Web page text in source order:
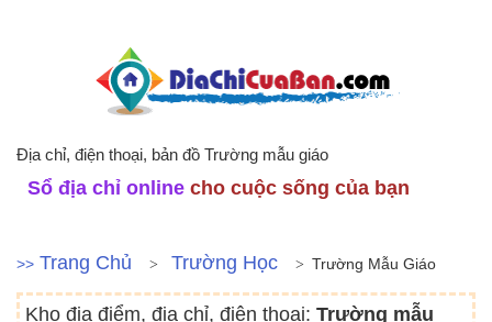
Địa chỉ, điện thoại, bản đồ Trường mẫu giáo
Sổ địa chỉ online cho cuộc sống của bạn
>> Trang Chủ Trường Học Trường Mẫu Giáo
Kho địa điểm, địa chỉ, điện thoại: Trường mẫu